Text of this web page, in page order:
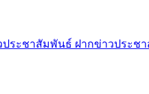
าวประชาสัมพันธ์ ฝากข่าวประ